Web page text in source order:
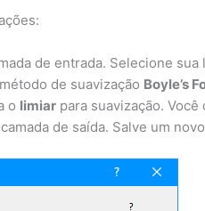
de entrada. Selecione sua
de suavização Boyle’s
o limiar para suavização.
de saída. Salve um